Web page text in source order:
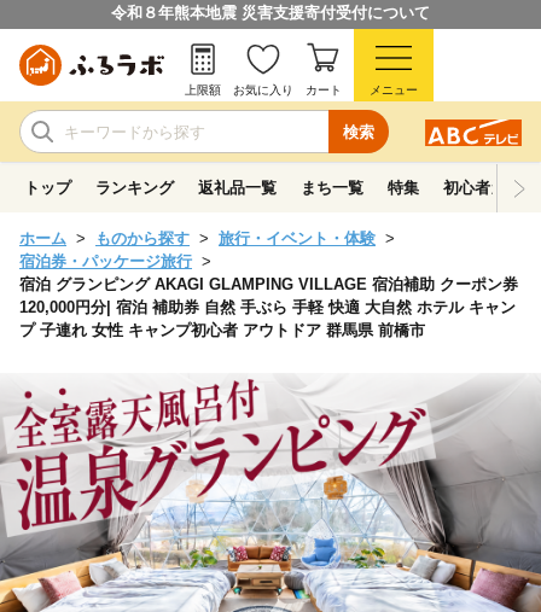
令和８年熊本地震 災害支援寄付受付について
検索
上限額 お気に入り カート メニュー
トップ ランキング 返礼品一覧 まち一覧 特集 初心者ガイド
ホーム ものから探す
旅行・イベント・体験
宿泊券・パッケージ旅行
宿泊 グランピング AKAGI GLAMPING VILLAGE 宿泊補助 クーポン券
120,000円分| 宿泊 補助券 自然 手ぶら 手軽 快適 大自然 ホテル キャン
プ 子連れ 女性 キャンプ初心者 アウトドア 群馬県 前橋市